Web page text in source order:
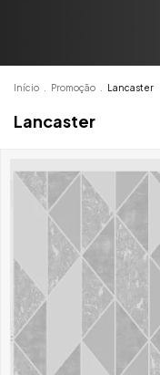
Início Promoção Lancaster
Lancaster